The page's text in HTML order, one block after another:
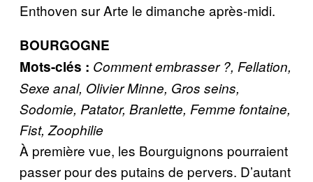
Enthoven sur Arte le dimanche après-midi.
BOURGOGNE
Mots-clés : Comment embrasser ?, Fellation,
Sexe anal, Olivier Minne, Gros seins,
Sodomie, Patator, Branlette, Femme fontaine,
Fist, Zoophilie
À première vue, les Bourguignons pourraient
passer pour des putains de pervers. D’autant